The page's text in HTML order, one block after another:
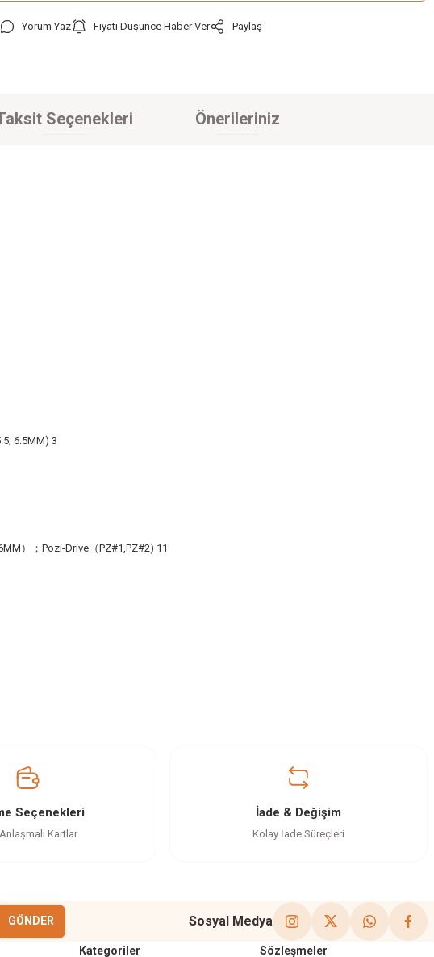
Yorum Yaz Fiyatı Düşünce Haber Ver Paylaş
Seçenekleri Önerileriniz
6.5MM) 3
）；Pozi-Drive（PZ#1,PZ#2) 11
Seçenekleri
Kartlar
İade & Değişim
Kolay İade Süreçleri
GÖNDER Sosyal Medya
Kategoriler Sözleşmeler